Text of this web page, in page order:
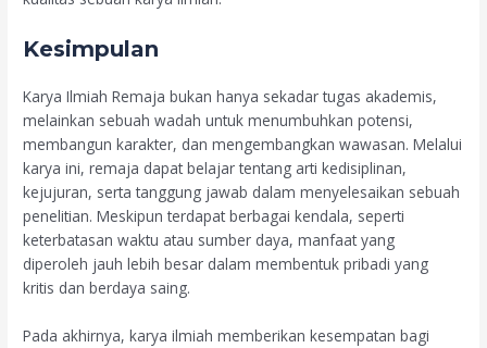
Kesimpulan
Karya Ilmiah Remaja bukan hanya sekadar tugas akademis,
melainkan sebuah wadah untuk menumbuhkan potensi,
membangun karakter, dan mengembangkan wawasan. Melalui
karya ini, remaja dapat belajar tentang arti kedisiplinan,
kejujuran, serta tanggung jawab dalam menyelesaikan sebuah
penelitian. Meskipun terdapat berbagai kendala, seperti
keterbatasan waktu atau sumber daya, manfaat yang
diperoleh jauh lebih besar dalam membentuk pribadi yang
kritis dan berdaya saing.
Pada akhirnya, karya ilmiah memberikan kesempatan bagi